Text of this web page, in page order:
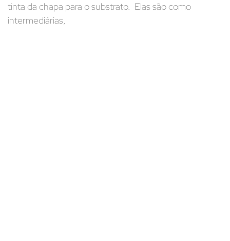
tinta da chapa para o substrato. Elas são como
intermediárias,